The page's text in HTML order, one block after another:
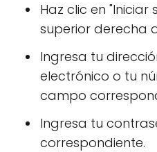
Haz clic en "Iniciar
superior derecha
Ingresa tu
electrónico o tu
campo
Ingresa tu
correspondiente.